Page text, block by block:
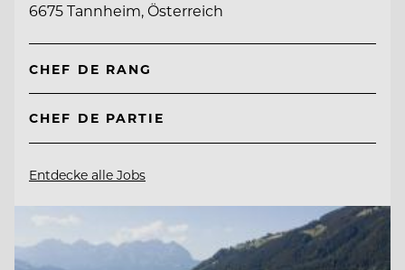
6675 Tannheim, Österreich
CHEF DE RANG
CHEF DE PARTIE
Entdecke alle Jobs